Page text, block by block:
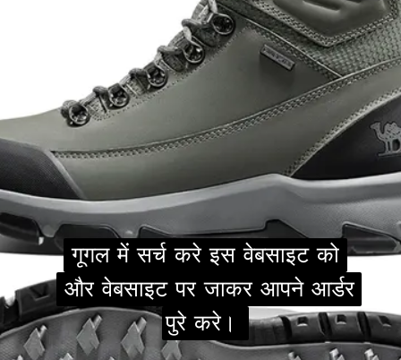
गूगल में सर्च करे इस वेबसाइट को
और वेबसाइट पर जाकर आपने आर्डर
पुरे करे।
गूगल में सर्च करे इस वेबसाइट को
और वेबसाइट पर जाकर आपने आर्डर
पुरे करे।